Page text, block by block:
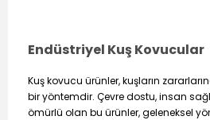
Endüstriyel Kuş Kovucular
Kuş kovucu ürünler, kuşların
bir yöntemdir. Çevre dostu, insan
ömürlü olan bu ürünler, geleneksel